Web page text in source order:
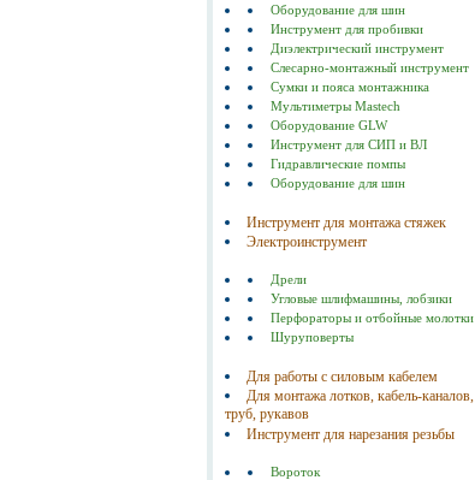
Оборудование для шин
Инструмент для пробивки
Диэлектрический инструмент
Слесарно-монтажный инструмент
Сумки и пояса монтажника
Мультиметры Mastech
Оборудование GLW
Инструмент для СИП и ВЛ
Гидравлические помпы
Оборудование для шин
Инструмент для монтажа стяжек
Электроинструмент
Дрели
Угловые шлифмашины, лобзики
Перфораторы и отбойные молотки
Шуруповерты
Для работы с силовым кабелем
Для монтажа лотков, кабель-каналов,
труб, рукавов
Инструмент для нарезания резьбы
Вороток